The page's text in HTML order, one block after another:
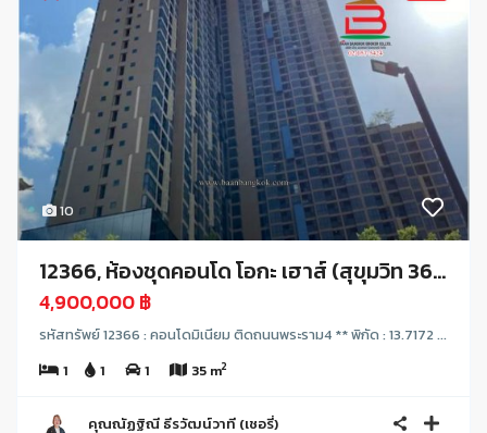
10
12366, ห้องชุดคอนโด โอกะ เฮาส์ (สุขุมวิท 36...
4,900,000 ฿
รหัสทรัพย์ 12366 : คอนโดมิเนียม ติดถนนพระราม4 ** พิกัด : 13.7172 ...
1
1 1 35 m2
คุณณัฏฐิณี ธีรวัฒน์วาที (เชอรี่)